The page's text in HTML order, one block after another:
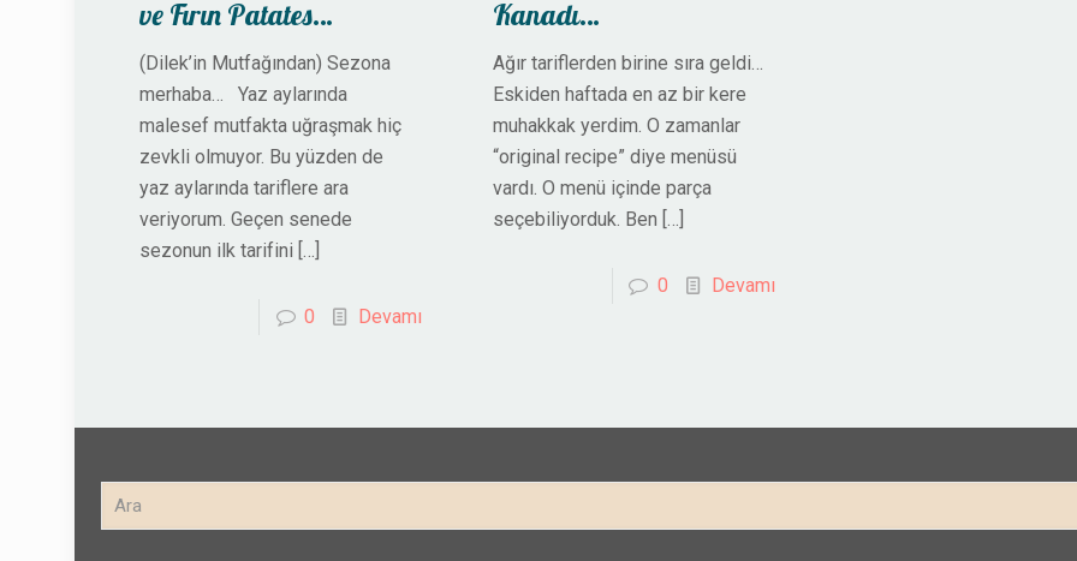
ve Fırın Patates…
(Dilek’in Mutfağından) Sezona
merhaba… Yaz aylarında
malesef mutfakta uğraşmak hiç
zevkli olmuyor. Bu yüzden de
yaz aylarında tariflere ara
veriyorum. Geçen senede
sezonun ilk tarifini […]
0 Devamı
Kanadı…
Ağır tariflerden birine sıra geldi…
Eskiden haftada en az bir kere
muhakkak yerdim. O zamanlar
“original recipe” diye menüsü
vardı. O menü içinde parça
seçebiliyorduk. Ben […]
0 Devamı